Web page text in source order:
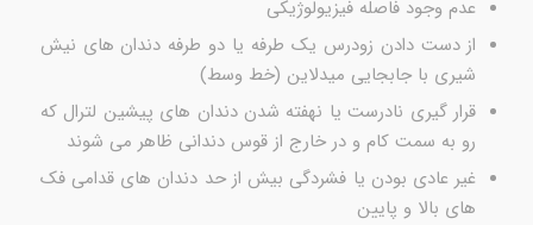
عدم وجود فاصله فیزیولوژیکی
از دست دادن زودرس یک طرفه یا دو طرفه دندان های نیش
شیری با جابجایی میدلاین (خط وسط)
قرار گیری نادرست یا نهفته شدن دندان های پیشین لترال که
رو به سمت کام و در خارج از قوس دندانی ظاهر می شوند
غیر عادی بودن یا فشردگی بیش از حد دندان های قدامی فک
های بالا و پایین